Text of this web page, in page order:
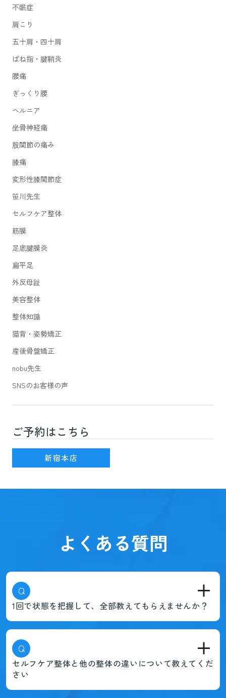
不眠症
肩こり
五十肩・四十肩
ばね指・腱鞘炎
腰痛
ぎっくり腰
ヘルニア
坐骨神経痛
股関節の痛み
膝痛
変形性膝関節症
笹川先生
セルフケア整体
筋膜
足底腱膜炎
扁平足
外反母趾
美容整体
整体知識
猫背・姿勢矯正
産後骨盤矯正
nobu先生
SNSのお客様の声
ご予約はこちら
新宿本店
よくある質問
Q
1回で状態を把握して、全部教えてもらえませんか？
Q
セルフケア整体と他の整体の違いについて教えてくだ
さい